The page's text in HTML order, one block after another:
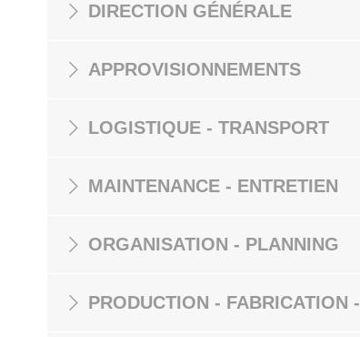
DIRECTION GÉNÉRALE
APPROVISIONNEMENTS
LOGISTIQUE - TRANSPORT
MAINTENANCE - ENTRETIEN
ORGANISATION - PLANNING
PRODUCTION - FABRICATION